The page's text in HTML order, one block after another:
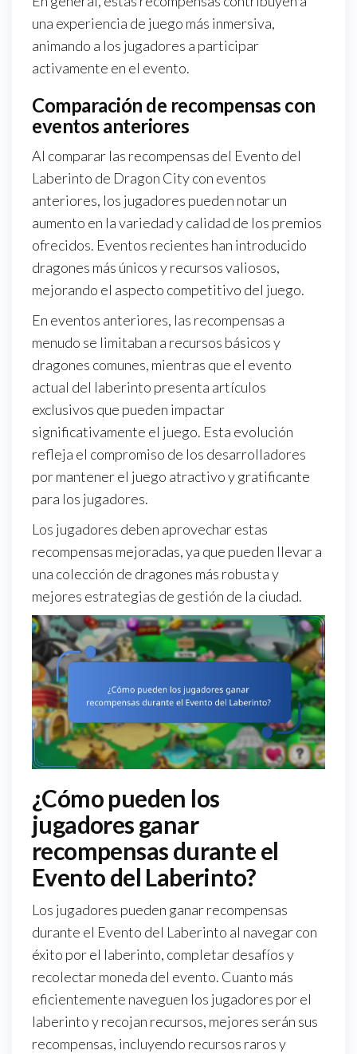
una experiencia de juego más inmersiva,
animando a los jugadores a participar
activamente en el evento.
Comparación de recompensas con
eventos anteriores
Al comparar las recompensas del Evento del
Laberinto de Dragon City con eventos
anteriores, los jugadores pueden notar un
aumento en la variedad y calidad de los premios
ofrecidos. Eventos recientes han introducido
dragones más únicos y recursos valiosos,
mejorando el aspecto competitivo del juego.
En eventos anteriores, las recompensas a
menudo se limitaban a recursos básicos y
dragones comunes, mientras que el evento
actual del laberinto presenta artículos
exclusivos que pueden impactar
significativamente el juego. Esta evolución
refleja el compromiso de los desarrolladores
por mantener el juego atractivo y gratificante
para los jugadores.
Los jugadores deben aprovechar estas
recompensas mejoradas, ya que pueden llevar a
una colección de dragones más robusta y
mejores estrategias de gestión de la ciudad.
¿Cómo pueden los
jugadores ganar
recompensas durante el
Evento del Laberinto?
Los jugadores pueden ganar recompensas
durante el Evento del Laberinto al navegar con
éxito por el laberinto, completar desafíos y
recolectar moneda del evento. Cuanto más
eficientemente naveguen los jugadores por el
laberinto y recojan recursos, mejores serán sus
recompensas, incluyendo recursos raros y